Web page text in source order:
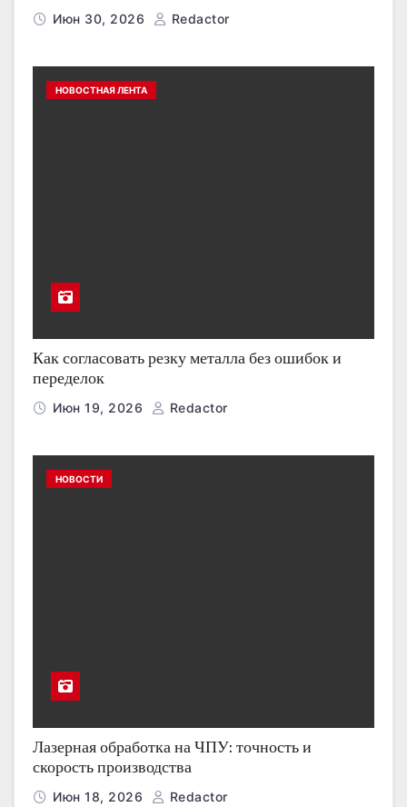
Июн 30, 2026 Redactor
НОВОСТНАЯ ЛЕНТА
Как согласовать резку металла без ошибок и
переделок
Июн 19, 2026 Redactor
НОВОСТИ
Лазерная обработка на ЧПУ: точность и
скорость производства
Июн 18, 2026 Redactor